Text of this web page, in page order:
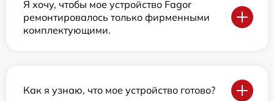
Я хочу, чтобы мое устройство Fagor
ремонтировалось только фирменными
комплектующими.
Как я узнаю, что мое устройство готово?